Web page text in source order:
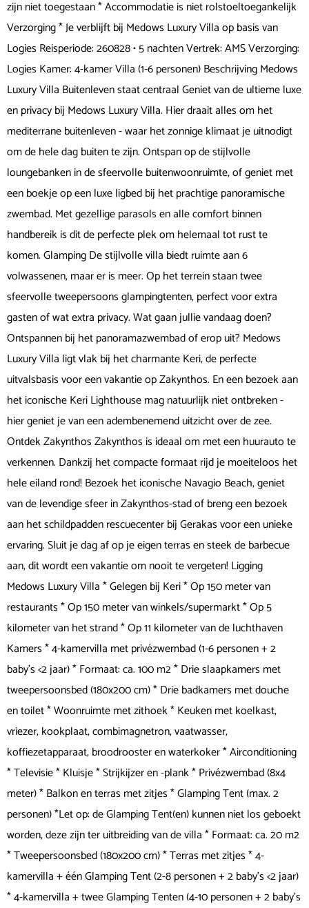
zijn niet toegestaan * Accommodatie is niet rolstoeltoegankelijk
Verzorging * Je verblijft bij Medows Luxury Villa op basis van
Logies Reisperiode: 260828 • 5 nachten Vertrek: AMS Verzorging:
Logies Kamer: 4-kamer Villa (1-6 personen) Beschrijving Medows
Luxury Villa Buitenleven staat centraal Geniet van de ultieme luxe
en privacy bij Medows Luxury Villa. Hier draait alles om het
mediterrane buitenleven - waar het zonnige klimaat je uitnodigt
om de hele dag buiten te zijn. Ontspan op de stijlvolle
loungebanken in de sfeervolle buitenwoonruimte, of geniet met
een boekje op een luxe ligbed bij het prachtige panoramische
zwembad. Met gezellige parasols en alle comfort binnen
handbereik is dit de perfecte plek om helemaal tot rust te
komen. Glamping De stijlvolle villa biedt ruimte aan 6
volwassenen, maar er is meer. Op het terrein staan twee
sfeervolle tweepersoons glampingtenten, perfect voor extra
gasten of wat extra privacy. Wat gaan jullie vandaag doen?
Ontspannen bij het panoramazwembad of erop uit? Medows
Luxury Villa ligt vlak bij het charmante Keri, de perfecte
uitvalsbasis voor een vakantie op Zakynthos. En een bezoek aan
het iconische Keri Lighthouse mag natuurlijk niet ontbreken -
hier geniet je van een adembenemend uitzicht over de zee.
Ontdek Zakynthos Zakynthos is ideaal om met een huurauto te
verkennen. Dankzij het compacte formaat rijd je moeiteloos het
hele eiland rond! Bezoek het iconische Navagio Beach, geniet
van de levendige sfeer in Zakynthos-stad of breng een bezoek
aan het schildpadden rescuecenter bij Gerakas voor een unieke
ervaring. Sluit je dag af op je eigen terras en steek de barbecue
aan, dit wordt een vakantie om nooit te vergeten! Ligging
Medows Luxury Villa * Gelegen bij Keri * Op 150 meter van
restaurants * Op 150 meter van winkels/supermarkt * Op 5
kilometer van het strand * Op 11 kilometer van de luchthaven
Kamers * 4-kamervilla met privézwembad (1-6 personen + 2
baby's <2 jaar) * Formaat: ca. 100 m2 * Drie slaapkamers met
tweepersoonsbed (180x200 cm) * Drie badkamers met douche
en toilet * Woonruimte met zithoek * Keuken met koelkast,
vriezer, kookplaat, combimagnetron, vaatwasser,
koffiezetapparaat, broodrooster en waterkoker * Airconditioning
* Televisie * Kluisje * Strijkijzer en -plank * Privézwembad (8x4
meter) * Balkon en terras met zitjes * Glamping Tent (max. 2
personen) *Let op: de Glamping Tent(en) kunnen niet los geboekt
worden, deze zijn ter uitbreiding van de villa * Formaat: ca. 20 m2
* Tweepersoonsbed (180x200 cm) * Terras met zitjes * 4-
kamervilla + één Glamping Tent (2-8 personen + 2 baby's <2 jaar)
* 4-kamervilla + twee Glamping Tenten (4-10 personen + 2 baby's